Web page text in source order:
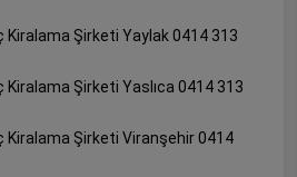
Kiralama Şirketi Yaylak 0414 313
Kiralama Şirketi Yaslıca 0414 313
Kiralama Şirketi Viranşehir 0414